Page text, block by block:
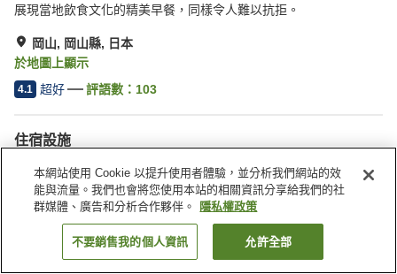
展現當地飲食文化的精美早餐，同樣令人難以抗拒。
岡山, 岡山縣, 日本
於地圖上顯示
4.1 超好 評語數： 103
住宿設施
無線網路
停車場
距離車站約步行 5 分鐘內
自動販賣機
找客房
本網站使用 Cookie 以提升使用者體驗，並分析我們網站的效
能與流量。我們也會將您使用本站的相關資訊分享給我們的社
群媒體、廣告和分析合作夥伴。
隱私權政策
不要銷售我的個人資訊 允許全部